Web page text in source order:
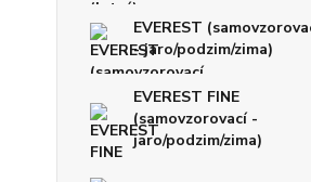
EVEREST
- jaro/podzim/zima)
EVEREST FINE
(samovzorovací -
jaro/podzim/zima)